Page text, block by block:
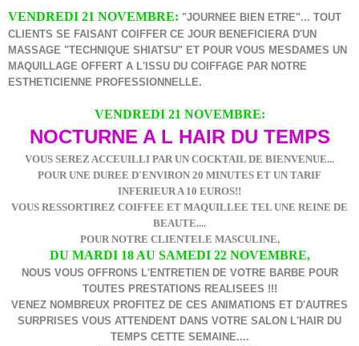
VENDREDI 21 NOVEMBRE: "JOURNEE BIEN ETRE"... TOUT
CLIENTS SE FAISANT COIFFER CE JOUR BENEFICIERA D'UN
MASSAGE "TECHNIQUE SHIATSU" ET POUR VOUS MESDAMES UN
MAQUILLAGE OFFERT A L'ISSU DU COIFFAGE PAR NOTRE
ESTHETICIENNE PROFESSIONNELLE.
VENDREDI 21 NOVEMBRE:
NOCTURNE A L HAIR DU TEMPS
VOUS SEREZ ACCEUILLI PAR UN COCKTAIL DE BIENVENUE...
POUR UNE DUREE D'ENVIRON 20 MINUTES ET UN TARIF
INFERIEUR A 10 EUROS!!
VOUS RESSORTIREZ COIFFEE ET MAQUILLEE TEL UNE REINE DE
BEAUTE....
POUR NOTRE CLIENTELE MASCULINE,
DU MARDI 18 AU SAMEDI 22 NOVEMBRE,
NOUS VOUS OFFRONS L'ENTRETIEN DE VOTRE BARBE POUR
TOUTES PRESTATIONS REALISEES !!!
VENEZ NOMBREUX PROFITEZ DE CES ANIMATIONS ET D'AUTRES
SURPRISES VOUS ATTENDENT DANS VOTRE SALON L'HAIR DU
TEMPS CETTE SEMAINE....